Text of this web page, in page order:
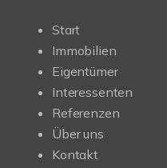
Start
Immobilien
Eigentümer
Interessenten
Referenzen
Über uns
Kontakt